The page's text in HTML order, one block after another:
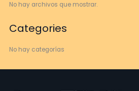
No hay archivos que mostrar.
Categories
No hay categorías